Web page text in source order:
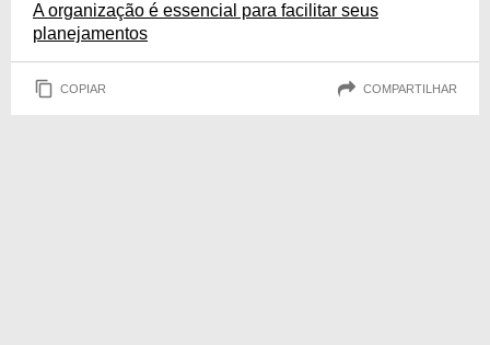
A organização é essencial para facilitar seus
planejamentos
COPIAR COMPARTILHAR